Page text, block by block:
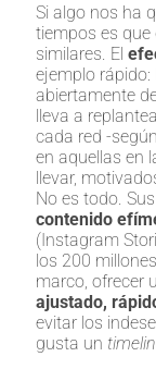
Si algo nos ha
tiempos es
similares. El
ejemplo
abiertamente
lleva a
cada red -
en aquellas en
llevar,
No es todo.
contenido
(Instagram
los 200
marco, ofrecer
ajustado,
evitar los
gusta un